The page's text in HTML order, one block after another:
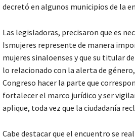
decretó en algunos municipios de la
Las legisladoras, precisaron que es
Ismujeres represente de manera
mujeres sinaloenses y que su titular
lo relacionado con la alerta de
Congreso hacer la parte que
fortalecer el marco jurídico y ser
aplique, toda vez que la ciudadanía
Cabe destacar que el encuentro se